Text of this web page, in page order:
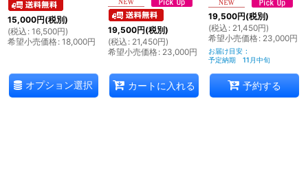
15,000円(税別)
(税込 : 16,500円)
希望小売価格: 18,000円
オプション選択
19,500円(税別)
(税込 : 21,450円)
希望小売価格: 23,000円
カートに入れる
19,500円(税別)
(税込 : 21,450円)
希望小売価格: 23,000円
お届け目安 :
予定納期 11月中旬
予約する